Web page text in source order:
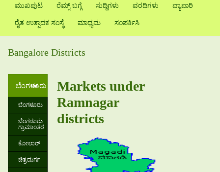
ಮುಖಪುಟ ರೆಮ್ಸ್ ಬಗ್ಗೆ ಸುದ್ದಿಗಳು ವರದಿಗಳು ವ್ಯಾಪಾರಿ
ರೈತ ಉತ್ಪಾದಕ ಸಂಸ್ಥೆ ಮಾಧ್ಯಮ ಸಂಪರ್ಕಿಸಿ
Bangalore Districts
ಬೆಂಗಳೂರು
ಬೆಂಗಳೂರು
ಬೆಂಗಳೂರು
ಗ್ರಾಮಾಂತರ
ಕೋಲಾರ್
ಚಿತ್ರದುರ್ಗ
Markets under
Ramnagar
districts